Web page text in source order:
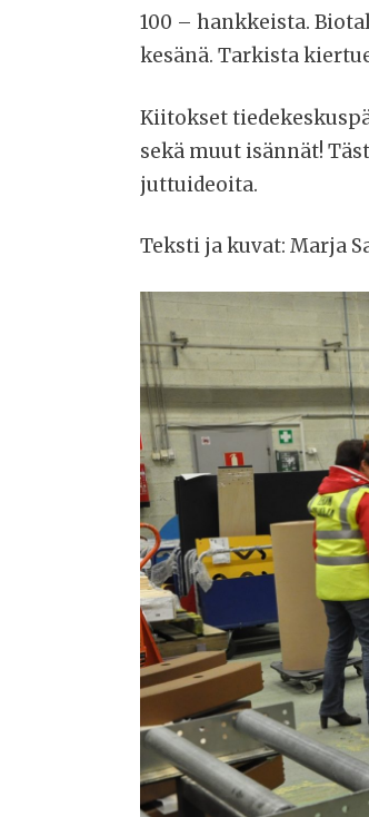
100 – hankkeista.
kesänä. Tarkista
Kiitokset
sekä muut isännät!
juttuideoita.
Teksti ja kuvat: Marja